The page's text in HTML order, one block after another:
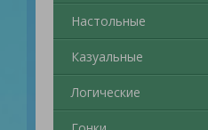
Настольные
Казуальные
Логические